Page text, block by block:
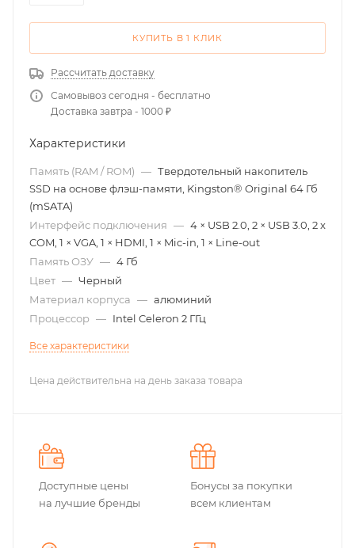
КУПИТЬ В 1 КЛИК
Рассчитать доставку
Самовывоз сегодня - бесплатно
Доставка завтра - 1000 ₽
Характеристики
Память (RAM / ROM) — Твердотельный накопитель
SSD на основе флэш-памяти, Kingston® Original 64 Гб
(mSATA)
Интерфейс подключения — 4 × USB 2.0, 2 × USB 3.0, 2 x
COM, 1 × VGA, 1 × HDMI, 1 × Mic-in, 1 × Line-out
Память ОЗУ — 4 Гб
Цвет — Черный
Материал корпуса — алюминий
Процессор — Intel Celeron 2 ГГц
Все характеристики
Цена действительна на день заказа товара
Доступные цены
на лучшие бренды
Бонусы за покупки
всем клиентам